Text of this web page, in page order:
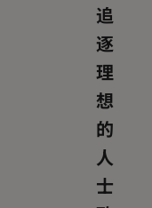
追
逐
理
想
的
人
士